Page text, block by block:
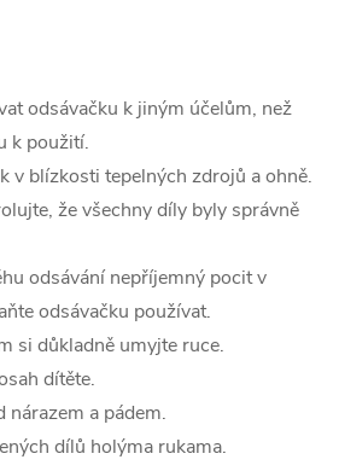
odsávačku k jiným účelům, než
k použití.
v blízkosti tepelných zdrojů a ohně.
že všechny díly byly správně
odsávání nepříjemný pocit v
odsávačku používat.
si důkladně umyjte ruce.
dítěte.
nárazem a pádem.
dílů holýma rukama.